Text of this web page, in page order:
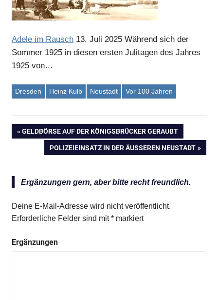
Adele im Rausch 13. Juli 2025 Während sich der
Sommer 1925 in diesen ersten Julitagen des Jahres
1925 von…
Dresden Heinz Kulb Neustadt Vor 100 Jahren
Beitragsnavigation
VORHERIGER
BEITRAG:
GELDBÖRSE AUF DER KÖNIGSBRÜCKER GERAUBT
NÄCHSTER
POLIZEIEINSATZ IN DER ÄUSSEREN NEUSTADT
Ergänzungen gern, aber bitte recht freundlich.
Deine E-Mail-Adresse wird nicht veröffentlicht.
Erforderliche Felder sind mit* markiert
Ergänzungen